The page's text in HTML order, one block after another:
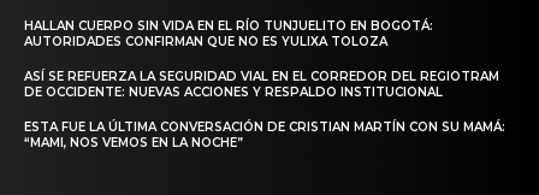
HALLAN CUERPO SIN VIDA EN EL RÍO TUNJUELITO EN BOGOTÁ:
AUTORIDADES CONFIRMAN QUE NO ES YULIXA TOLOZA
ASÍ SE REFUERZA LA SEGURIDAD VIAL EN EL CORREDOR DEL REGIOTRAM
DE OCCIDENTE: NUEVAS ACCIONES Y RESPALDO INSTITUCIONAL
ESTA FUE LA ÚLTIMA CONVERSACIÓN DE CRISTIAN MARTÍN CON SU MAMÁ:
“MAMI, NOS VEMOS EN LA NOCHE”